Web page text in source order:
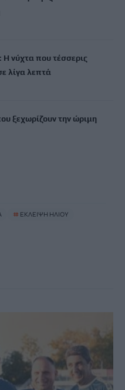
Η νύχτα που τέσσερις
λίγα λεπτά
ξεχωρίζουν την ώριμη
# ΕΚΛΕΙΨΗ ΗΛΙΟΥ